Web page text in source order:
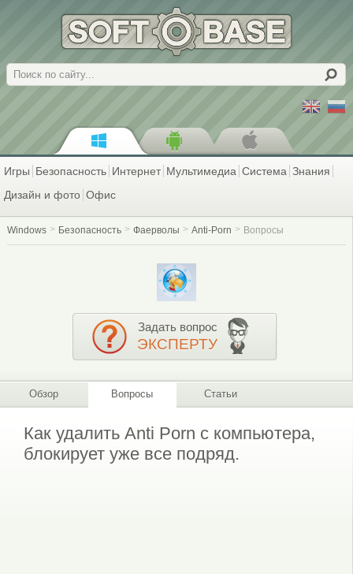
Поиск
Игры Безопасность Интернет Мультимедиа Система Знания
Дизайн и фото Офис
Windows Безопасность Фаерволы Anti-Porn Вопросы
Задать вопрос
ЭКСПЕРТУ
Обзор Вопросы Статьи
Как удалить Anti Porn с компьютера,
блокирует уже все подряд.